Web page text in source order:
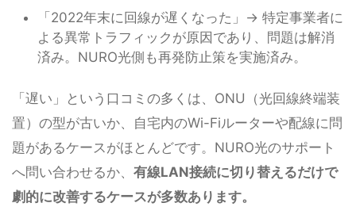
「2022年末に回線が遅くなった」→ 特定事業者に
よる異常トラフィックが原因であり、問題は解消
済み。NURO光側も再発防止策を実施済み。
「遅い」という口コミの多くは、ONU（光回線終端装
置）の型が古いか、自宅内のWi-Fiルーターや配線に問
題があるケースがほとんどです。NURO光のサポート
へ問い合わせるか、 有線LAN接続に切り替えるだけで
劇的に改善するケースが多数あります。